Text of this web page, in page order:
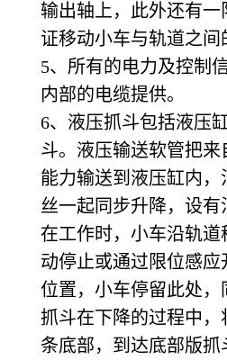
输出轴上，此外还有
证移动小车与轨道之间
5、所有的电力及控制
内部的电缆提供。
6、液压抓斗包括液压
斗。液压输送软管把
能力输送到液压缸内，
丝一起同步升降，设有
在工作时，小车沿轨
动停止或通过限位感
位置，小车停留此处
抓斗在下降的过程中
条底部，到达底部版抓